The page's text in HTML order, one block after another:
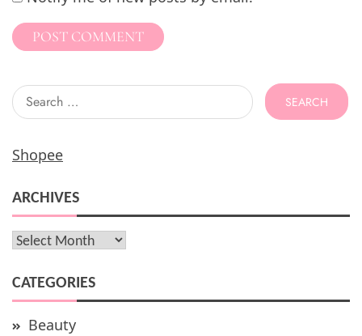
Search
for:
Shopee
ARCHIVES
Archives
CATEGORIES
Beauty